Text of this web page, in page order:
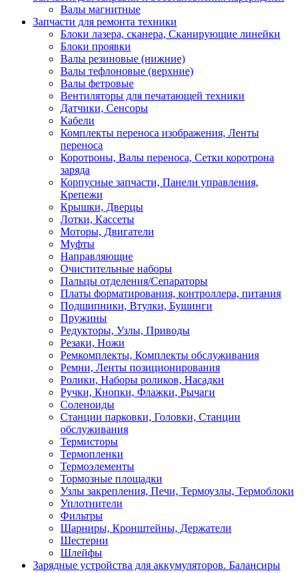
Валы магнитные
Запчасти для ремонта техники
Блоки лазера, сканера, Сканирующие линейки
Блоки проявки
Валы резиновые (нижние)
Валы тефлоновые (верхние)
Валы фетровые
Вентиляторы для печатающей техники
Датчики, Сенсоры
Кабели
Комплекты переноса изображения, Ленты
переноса
Коротроны, Валы переноса, Сетки коротрона
заряда
Корпусные запчасти, Панели управления,
Крепежи
Крышки, Дверцы
Лотки, Кассеты
Моторы, Двигатели
Муфты
Направляющие
Очистительные наборы
Пальцы отделения/Сепараторы
Платы форматирования, контроллера, питания
Подшипники, Втулки, Бушинги
Пружины
Редукторы, Узлы, Приводы
Резаки, Ножи
Ремкомплекты, Комплекты обслуживания
Ремни, Ленты позиционирования
Ролики, Наборы роликов, Насадки
Ручки, Кнопки, Флажки, Рычаги
Соленоиды
Станции парковки, Головки, Станции
обслуживания
Термисторы
Термопленки
Термоэлементы
Тормозные площадки
Узлы закрепления, Печи, Термоузлы, Термоблоки
Уплотнители
Фильтры
Шарниры, Кронштейны, Держатели
Шестерни
Шлейфы
Зарядные устройства для аккумуляторов. Балансиры